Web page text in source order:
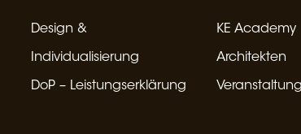
Design &
Individualisierung
DoP – Leistungserklärung
KE Academy
Architekten